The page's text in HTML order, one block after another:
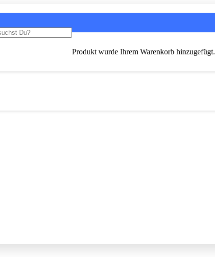
Produkt wurde Ihrem Warenkorb hinzugefügt.